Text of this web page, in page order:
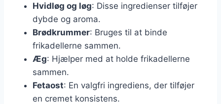
Hvidløg og løg: Disse ingredienser tilføjer
dybde og aroma.
Brødkrummer: Bruges til at binde
frikadellerne sammen.
Æg: Hjælper med at holde frikadellerne
sammen.
Fetaost: En valgfri ingrediens, der tilføjer
en cremet konsistens.